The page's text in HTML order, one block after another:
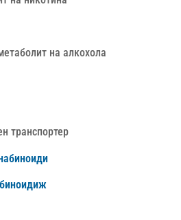
на алкохола
транспортер